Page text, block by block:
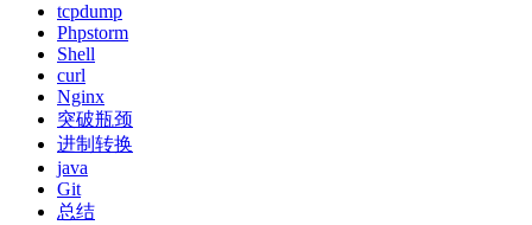
tcpdump
Phpstorm
Shell
curl
Nginx
突破瓶颈
进制转换
java
Git
总结